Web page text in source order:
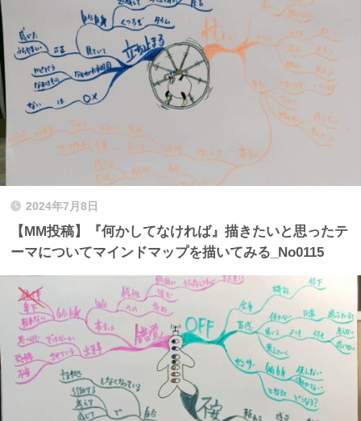
2024年7月8日
【MM投稿】『何かしてなければ』描きたいと思ったテ
ーマについてマインドマップを描いてみる_No0115